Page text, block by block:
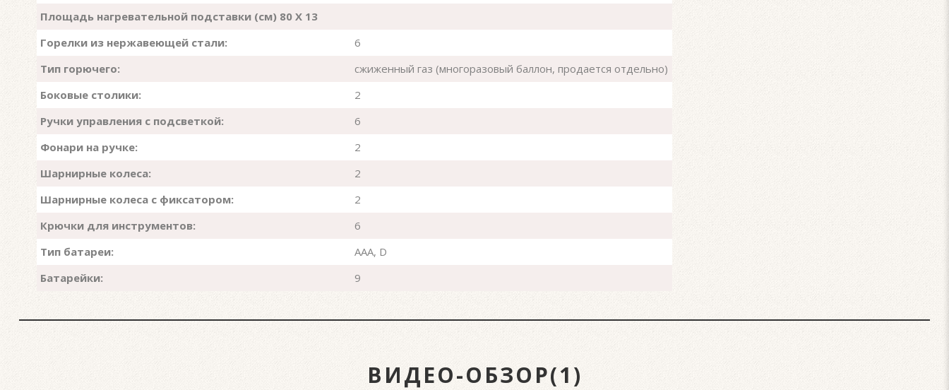
Площадь нагревательной подставки (см) 80 X 13
Горелки из нержавеющей стали:
6
Тип горючего:
сжиженный газ (многоразовый баллон, продается отдельно)
Боковые столики:
2
Ручки управления с подсветкой:
6
Фонари на ручке:
2
Шарнирные колеса:
2
Шарнирные колеса с фиксатором:
2
Крючки для инструментов:
6
Тип батареи:
AAA, D
Батарейки:
9
ВИДЕО-ОБЗОР(1)